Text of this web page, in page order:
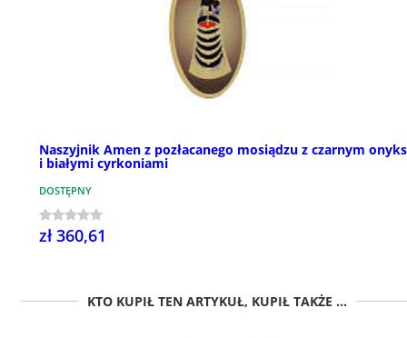
Naszyjnik Amen z pozłacanego mosiądzu z czarnym
i białymi cyrkoniami
DOSTĘPNY
zł 360,61
KTO KUPIŁ TEN ARTYKUŁ, KUPIŁ TAKŻE ...